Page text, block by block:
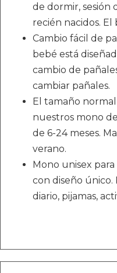
de dormir, sesión
recién nacidos. El
Cambio fácil de
bebé está
cambio de
cambiar pañales.
El tamaño
nuestros mono
de 6-24 meses.
verano.
Mono unisex
con diseño único.
diario, pijamas,